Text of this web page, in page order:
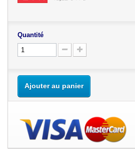
Quantité
Ajouter au panier